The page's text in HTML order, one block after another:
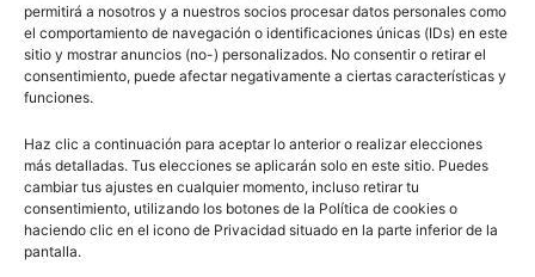
permitirá a nosotros y a nuestros socios procesar datos personales como
el comportamiento de navegación o identificaciones únicas (IDs) en este
sitio y mostrar anuncios (no-) personalizados. No consentir o retirar el
consentimiento, puede afectar negativamente a ciertas características y
funciones.
Haz clic a continuación para aceptar lo anterior o realizar elecciones
más detalladas. Tus elecciones se aplicarán solo en este sitio. Puedes
cambiar tus ajustes en cualquier momento, incluso retirar tu
consentimiento, utilizando los botones de la Política de cookies o
haciendo clic en el icono de Privacidad situado en la parte inferior de la
pantalla.
1 2